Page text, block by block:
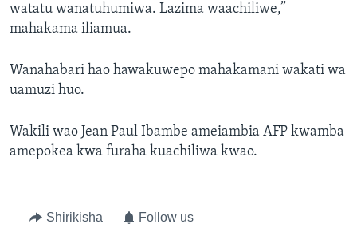
watatu wanatuhumiwa. Lazima waachiliwe,”
mahakama iliamua.
Wanahabari hao hawakuwepo mahakamani wakati wa
uamuzi huo.
Wakili wao Jean Paul Ibambe ameiambia AFP kwamba
amepokea kwa furaha kuachiliwa kwao.
Shirikisha Follow us